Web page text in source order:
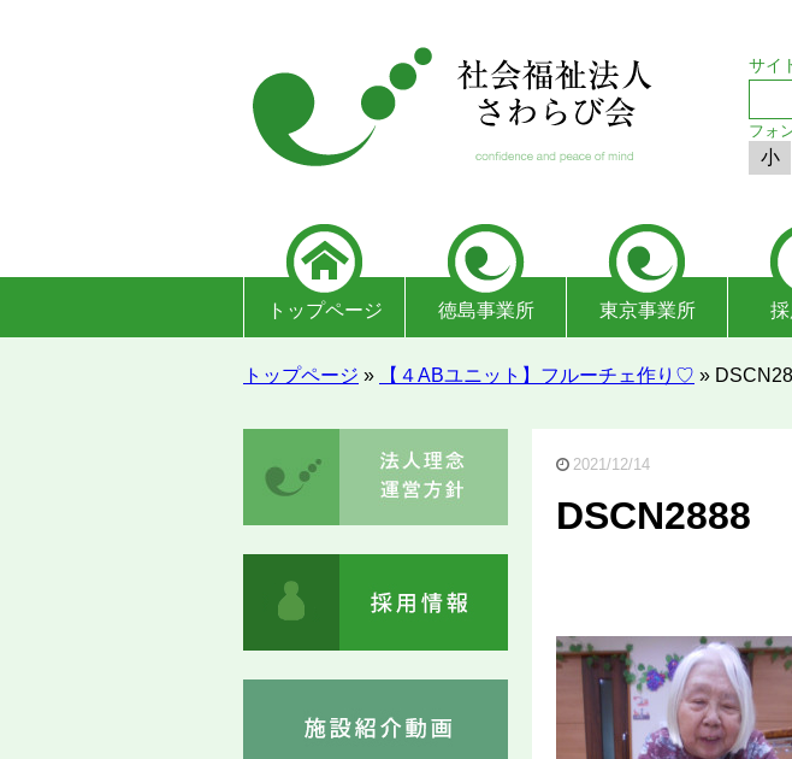
サイ
フォ
小
トップページ 徳島事業所 東京事業所
トップページ » 【４ABユニット】フルーチェ作り♡ »
2021/12/14
DSCN2888